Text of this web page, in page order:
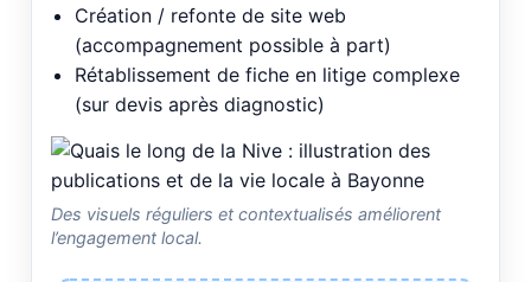
Création / refonte de site web
(accompagnement possible à part)
Rétablissement de fiche en litige complexe
(sur devis après diagnostic)
Des visuels réguliers et contextualisés améliorent
l’engagement local.